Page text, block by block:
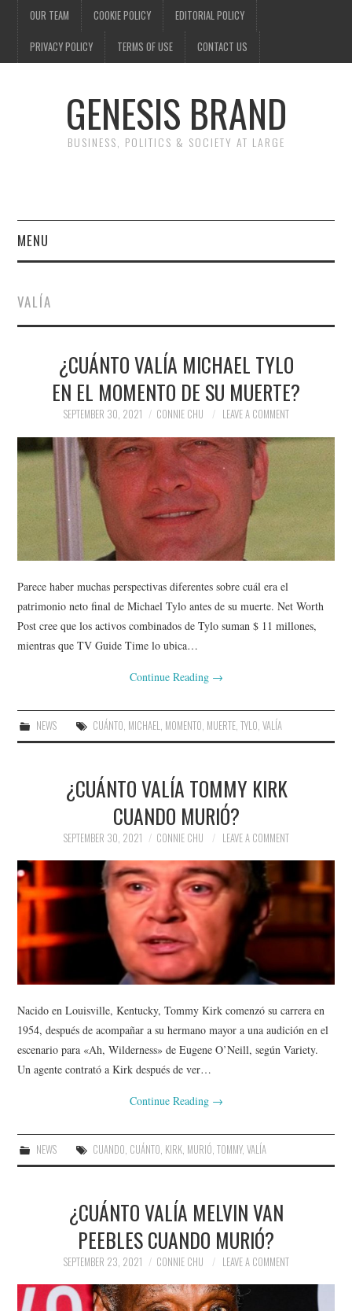
OUR TEAM COOKIE POLICY EDITORIAL POLICY
PRIVACY POLICY TERMS OF USE CONTACT US
GENESIS BRAND
BUSINESS, POLITICS & SOCIETY AT LARGE
MENU
FINANCE
NEWS
POLITICS
SOCIETY
TECHNOLOGY
VALÍA
¿CUÁNTO VALÍA MICHAEL TYLO
EN EL MOMENTO DE SU MUERTE?
SEPTEMBER 30, 2021 CONNIE CHU LEAVE A COMMENT
Parece haber muchas perspectivas diferentes sobre cuál era el
patrimonio neto final de Michael Tylo antes de su muerte. Net Worth
Post cree que los activos combinados de Tylo suman $ 11 millones,
mientras que TV Guide Time lo ubica…
Continue Reading →
NEWS CUÁNTO, MICHAEL, MOMENTO, MUERTE, TYLO, VALÍA
¿CUÁNTO VALÍA TOMMY KIRK
CUANDO MURIÓ?
SEPTEMBER 30, 2021 CONNIE CHU LEAVE A COMMENT
Nacido en Louisville, Kentucky, Tommy Kirk comenzó su carrera en
1954, después de acompañar a su hermano mayor a una audición en el
escenario para «Ah, Wilderness» de Eugene O’Neill, según Variety.
Un agente contrató a Kirk después de ver…
Continue Reading →
NEWS CUANDO, CUÁNTO, KIRK, MURIÓ, TOMMY, VALÍA
¿CUÁNTO VALÍA MELVIN VAN
PEEBLES CUANDO MURIÓ?
SEPTEMBER 23, 2021 CONNIE CHU LEAVE A COMMENT